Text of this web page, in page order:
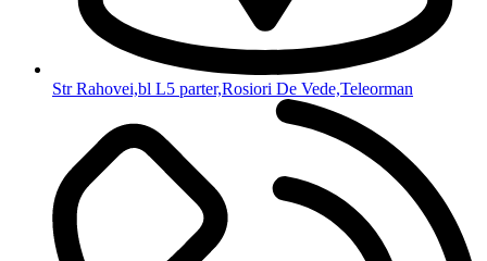
Str Rahovei,bl L5 parter,Rosiori De Vede,Teleorman